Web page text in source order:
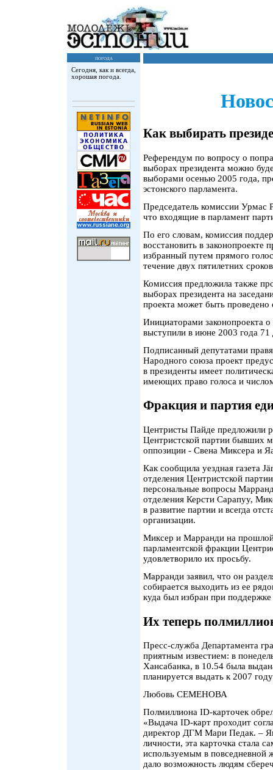
погода
Сегодня, как и всегда,
хорошая погода.
Как выбирать
Референдум по вопросу о
выборах президента можно
выборами осенью 2005 года,
эстонского парламента.
Председатель комиссии Урмас
что входящие в парламент
По его словам, комиссия
восстановить в законопроекте
избранный путем прямого
течение двух пятилетних
Комиссия предложила также
выборах президента на
проекта может быть проведено
Инициаторами законопроекта
выступили в июне 2003 года 71
Подписанный депутатами
Народного союза проект
в президенты имеет
имеющих право голоса и
Фракция и партия
Центристы Пайде предложили
Центристской партии бывших
оппозиции - Свена Миксера и
Как сообщила уездная газета
отделения Центристской
персональные вопросы
отделения Керсти Сарапуу,
в развитие партии и всегда
организации.
Миксер и Марранди на прошлой
парламентской фракции
удовлетворило их просьбу.
Марранди заявил, что он
собирается выходить из ее
куда был избран при
Их теперь
Пресс-служба Департамента
приятным известием: в
Хансабанка, в 10.54 была
планируется выдать к 2007
Любовь СЕМЕНОВА
Полмиллиона ID-карточек
«Выдача ID-карт проходит
директор ДГМ Мари Педак. –
личности, эта карточка стала
используемым в повседневной
дало возможность людям